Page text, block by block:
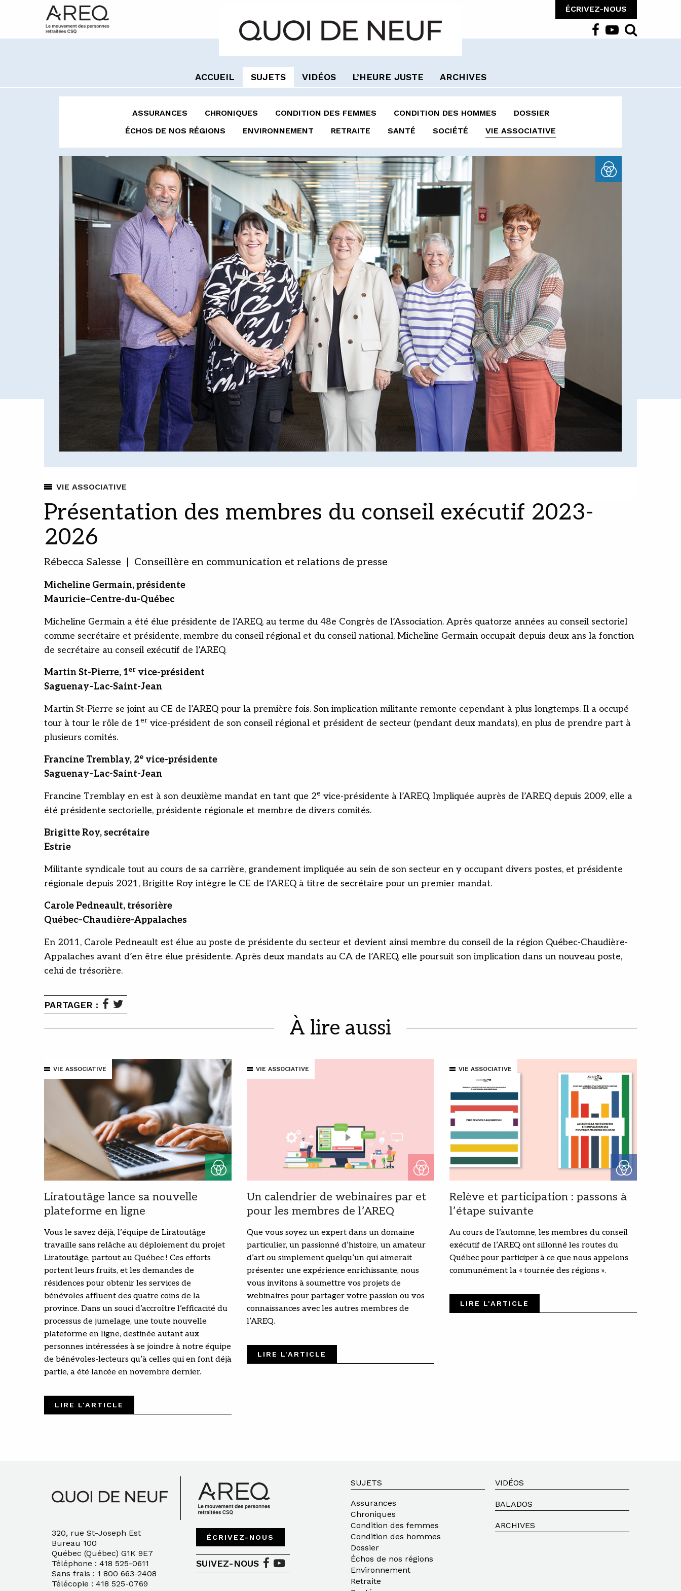
ÉCRIVEZ-NOUS
ACCUEIL SUJETS VIDÉOS L’HEURE JUSTE ARCHIVES
ASSURANCES CHRONIQUES CONDITION DES FEMMES CONDITION DES HOMMES
DOSSIER
ÉCHOS DE NOS RÉGIONS
ENVIRONNEMENT RETRAITE SANTÉ SOCIÉTÉ VIE ASSOCIATIVE
VIE ASSOCIATIVE
Présentation des membres du conseil exécutif 2023-
2026
Rébecca Salesse | Conseillère en communication et relations de presse
Micheline Germain, présidente
Mauricie–Centre-du-Québec
Micheline Germain a été élue présidente de l’AREQ, au terme du 48e Congrès de l’Association. Après quatorze années au conseil sectoriel
comme secrétaire et présidente, membre du conseil régional et du conseil national, Micheline Germain occupait depuis deux ans la fonction
de secrétaire au conseil exécutif de l’AREQ.
Martin St-Pierre, 1er vice-président
Saguenay–Lac-Saint-Jean
Martin St-Pierre se joint au CE de l’AREQ pour la première fois. Son implication militante remonte cependant à plus longtemps. Il a occupé
tour à tour le rôle de 1er vice-président de son conseil régional et président de secteur (pendant deux mandats), en plus de prendre part à
plusieurs comités.
Francine Tremblay, 2e vice-présidente
Saguenay–Lac-Saint-Jean
Francine Tremblay en est à son deuxième mandat en tant que 2e vice-présidente à l’AREQ. Impliquée auprès de l’AREQ depuis 2009, elle a
été présidente sectorielle, présidente régionale et membre de divers comités.
Brigitte Roy, secrétaire
Estrie
Militante syndicale tout au cours de sa carrière, grandement impliquée au sein de son secteur en y occupant divers postes, et présidente
régionale depuis 2021, Brigitte Roy intègre le CE de l’AREQ à titre de secrétaire pour un premier mandat.
Carole Pedneault, trésorière
Québec–Chaudière-Appalaches
En 2011, Carole Pedneault est élue au poste de présidente du secteur et devient ainsi membre du conseil de la région Québec-Chaudière-
Appalaches avant d’en être élue présidente. Après deux mandats au CA de l’AREQ, elle poursuit son implication dans un nouveau poste,
celui de trésorière.
PARTAGER :
À lire aussi
VIE ASSOCIATIVE
Liratoutâge lance sa nouvelle
plateforme en ligne
Vous le savez déjà, l’équipe de Liratoutâge
travaille sans relâche au déploiement du projet
Liratoutâge, partout au Québec ! Ces efforts
portent leurs fruits, et les demandes de
résidences pour obtenir les services de
bénévoles affluent des quatre coins de la
province. Dans un souci d’accroître l’efficacité du
processus de jumelage, une toute nouvelle
plateforme en ligne, destinée autant aux
personnes intéressées à se joindre à notre équipe
de bénévoles-lecteurs qu’à celles qui en font déjà
partie, a été lancée en novembre dernier.
LIRE L'ARTICLE
VIE ASSOCIATIVE
Un calendrier de webinaires par et
pour les membres de l’AREQ
Que vous soyez un expert dans un domaine
particulier, un passionné d’histoire, un amateur
d’art ou simplement quelqu’un qui aimerait
présenter une expérience enrichissante, nous
vous invitons à soumettre vos projets de
webinaires pour partager votre passion ou vos
connaissances avec les autres membres de
l’AREQ.
LIRE L'ARTICLE
VIE ASSOCIATIVE
Relève et participation : passons à
l’étape suivante
Au cours de l’automne, les membres du conseil
exécutif de l’AREQ ont sillonné les routes du
Québec pour participer à ce que nous appelons
communément la « tournée des régions ».
LIRE L'ARTICLE
320, rue St-Joseph Est
Bureau 100
Québec (Québec) G1K 9E7
Téléphone : 418 525-0611
Sans frais : 1 800 663-2408
Télécopie : 418 525-0769
ÉCRIVEZ-NOUS
SUIVEZ-NOUS
SUJETS
Assurances
Chroniques
Condition des femmes
Condition des hommes
Dossier
Échos de nos régions
Environnement
Retraite
VIDÉOS
BALADOS
ARCHIVES